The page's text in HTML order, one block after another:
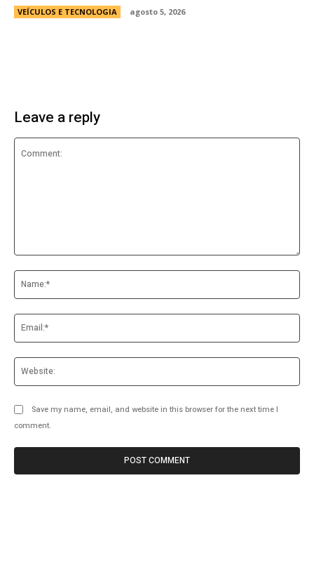
VEÍCULOS E TECNOLOGIA agosto 5, 2026
Leave a reply
Save my name, email, and website in this browser for the next time I
comment.